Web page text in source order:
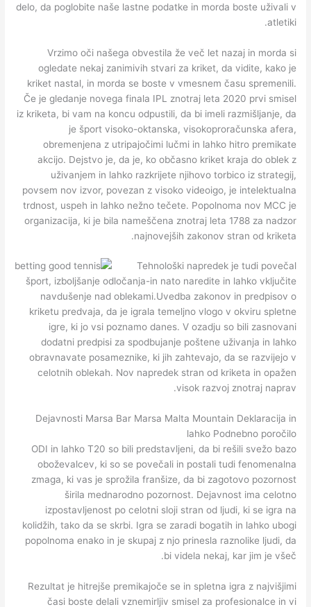
delo, da poglobite naše lastne podatke in morda boste uživali v
atletiki.
Vrzimo oči našega obvestila že več let nazaj in morda si
ogledate nekaj zanimivih stvari za kriket, da vidite, kako je
kriket nastal, in morda se boste v vmesnem času spremenili.
Če je gledanje novega finala IPL znotraj leta 2020 prvi smisel
iz kriketa, bi vam na koncu odpustili, da bi imeli razmišljanje, da
je šport visoko-oktanska, visokoproračunska afera,
obremenjena z utripajočimi lučmi in lahko hitro premikate
akcijo. Dejstvo je, da je, ko občasno kriket kraja do oblek z
uživanjem in lahko razkrijete njihovo torbico iz strategij,
povsem nov izvor, povezan z visoko videoigo, je intelektualna
trdnost, uspeh in lahko nežno tečete. Popolnoma nov MCC je
organizacija, ki je bila nameščena znotraj leta 1788 za nadzor
najnovejših zakonov stran od kriketa.
Tehnološki napredek je tudi povečal
šport, izboljšanje odločanja-in nato naredite in lahko vključite
navdušenje nad oblekami.Uvedba zakonov in predpisov o
kriketu predvaja, da je igrala temeljno vlogo v okviru spletne
igre, ki jo vsi poznamo danes. V ozadju so bili zasnovani
dodatni predpisi za spodbujanje poštene uživanja in lahko
obravnavate posameznike, ki jih zahtevajo, da se razvijejo v
celotnih oblekah. Nov napredek stran od kriketa in opažen
visok razvoj znotraj naprav.
Dejavnosti Marsa Bar Marsa Malta Mountain Deklaracija in
lahko Podnebno poročilo
ODI in lahko T20 so bili predstavljeni, da bi rešili svežo bazo
oboževalcev, ki so se povečali in postali tudi fenomenalna
zmaga, ki vas je sprožila franšize, da bi zagotovo pozornost
širila mednarodno pozornost. Dejavnost ima celotno
izpostavljenost po celotni sloji stran od ljudi, ki se igra na
kolidžih, tako da se skrbi. Igra se zaradi bogatih in lahko ubogi
popolnoma enako in je skupaj z njo prinesla raznolike ljudi, da
bi videla nekaj, kar jim je všeč.
Rezultat je hitrejše premikajoče se in spletna igra z najvišjimi
časi boste delali vznemirljiv smisel za profesionalce in vi